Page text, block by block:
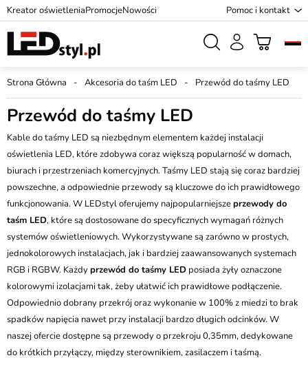
Kreator oświetleniaPromocjeNowości Pomoc i kontakt
Strona Główna Akcesoria do taśm LED Przewód do taśmy LED
Przewód do taśmy LED
Kable do taśmy LED są niezbędnym elementem każdej instalacji
oświetlenia LED, które zdobywa coraz większą popularność w domach,
biurach i przestrzeniach komercyjnych. Taśmy LED stają się coraz bardziej
powszechne, a odpowiednie przewody są kluczowe do ich prawidłowego
funkcjonowania. W LEDstyl oferujemy najpopularniejszeprzewody do
taśm LED, które są dostosowane do specyficznych wymagań różnych
systemów oświetleniowych. Wykorzystywane są zarówno w prostych,
jednokolorowych instalacjach, jak i bardziej zaawansowanych systemach
RGB i RGBW. Każdyprzewód do taśmy LED posiada żyły oznaczone
kolorowymi izolacjami tak, żeby ułatwić ich prawidłowe podłączenie.
Odpowiednio dobrany przekrój oraz wykonanie w 100% z miedzi to brak
spadków napięcia nawet przy instalacji bardzo długich odcinków. W
naszej ofercie dostępne są przewody o przekroju 0,35mm, dedykowane
do krótkich przyłączy, między sterownikiem, zasilaczem i taśmą.